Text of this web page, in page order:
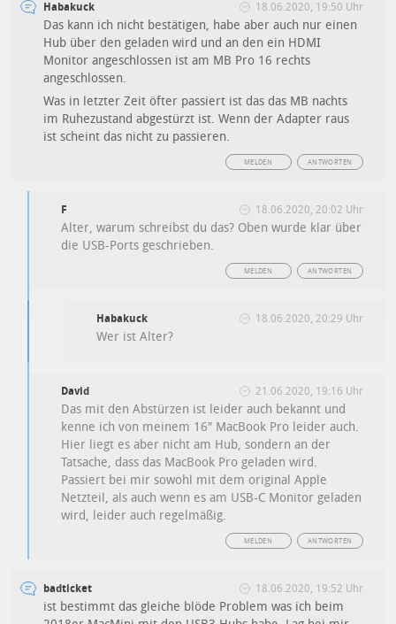
Habakuck 18.06.2020, 19:50 Uhr
Das kann ich nicht bestätigen, habe aber auch nur einen
Hub über den geladen wird und an den ein HDMI
Monitor angeschlossen ist am MB Pro 16 rechts
angeschlossen.
Was in letzter Zeit öfter passiert ist das das MB nachts
im Ruhezustand abgestürzt ist. Wenn der Adapter raus
ist scheint das nicht zu passieren.
ANTWORTEN
MELDEN
F 18.06.2020, 20:02 Uhr
Alter, warum schreibst du das? Oben wurde klar über
die USB-Ports geschrieben.
ANTWORTEN
MELDEN
Habakuck 18.06.2020, 20:29 Uhr
Wer ist Alter?
David 21.06.2020, 19:16 Uhr
Das mit den Abstürzen ist leider auch bekannt und
kenne ich von meinem 16″ MacBook Pro leider auch.
Hier liegt es aber nicht am Hub, sondern an der
Tatsache, dass das MacBook Pro geladen wird.
Passiert bei mir sowohl mit dem original Apple
Netzteil, als auch wenn es am USB-C Monitor geladen
wird, leider auch regelmäßig.
ANTWORTEN
MELDEN
badticket 18.06.2020, 19:52 Uhr
ist bestimmt das gleiche blöde Problem was ich beim